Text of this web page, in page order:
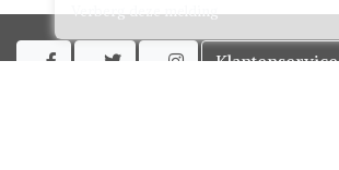
   Klantenservice
Verberg deze melding